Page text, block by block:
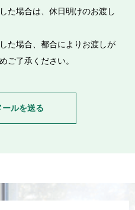
た場合は、休日明けのお渡し
た場合、都合によりお渡しが
ご了承ください。
ールを送る